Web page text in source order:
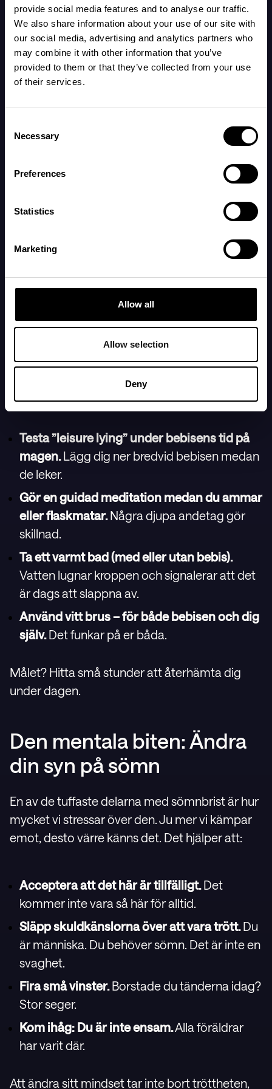
provide social media features and to analyse our traffic.
We also share information about your use of our site with
our social media, advertising and analytics partners who
may combine it with other information that you’ve
provided to them or that they’ve collected from your use
of their services.
Selection
Necessary
Preferences
Statistics
Marketing
Allow all
Allow selection
Deny
Rocka torrschampo-looken.Din bebis bryr
sig inte om ditt hår är nytvättat.
Lämna disken i vasken.
Näring > perfektion.
Ha på dig gårdagens myskläder.
Ingen
Säga nej till allt som inte är livsnödvändigt.
Världen snurrar vidare ändå.
Föräldraskap handlar inte om att vara perfekt,
ibland handlar det bara om att överleva dagen.
Smyg in vila (även när du
inte kan sova)
Vissa dagar är sömn helt enkelt inte en
möjlighet. Men vila? Det går att lösa.
Testa ”leisure lying” under bebisens tid på
magen.Lägg dig ner bredvid bebisen medan
de leker.
Gör en guidad meditation medan du ammar
eller flaskmatar.Några djupa andetag gör
skillnad.
Ta ett varmt bad (med eller utan bebis).
Vatten lugnar kroppen och signalerar att det
är dags att slappna av.
Använd vitt brus – för både bebisen och dig
själv.Det funkar på er båda.
Målet? Hitta små stunder att återhämta dig
under dagen.
Den mentala biten: Ändra
din syn på sömn
En av de tuffaste delarna med sömnbrist är hur
mycket vi stressar över den. Ju mer vi kämpar
emot, desto värre känns det. Det hjälper att:
Acceptera att det här är tillfälligt.Det
kommer inte vara så här för alltid.
Släpp skuldkänslorna över att vara trött.Du
är människa. Du behöver sömn. Det är inte en
svaghet.
Fira små vinster.Borstade du tänderna idag?
Stor seger.
Kom ihåg: Du är inte ensam.Alla föräldrar
har varit där.
Att ändra sitt mindset tar inte bort tröttheten,